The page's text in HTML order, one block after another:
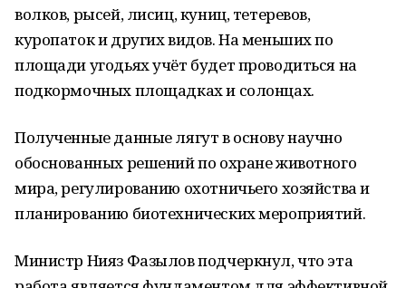
волков, рысей, лисиц, куниц, тетеревов,
куропаток и других видов. На меньших по
площади угодьях учёт будет проводиться на
подкормочных площадках и солонцах.
Полученные данные лягут в основу научно
обоснованных решений по охране животного
мира, регулированию охотничьего хозяйства и
планированию биотехнических мероприятий.
Министр Нияз Фазылов подчеркнул, что эта